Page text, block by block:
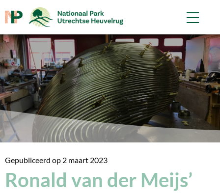
Gepubliceerd op 2 maart 2023
Ronald van der Meijs’